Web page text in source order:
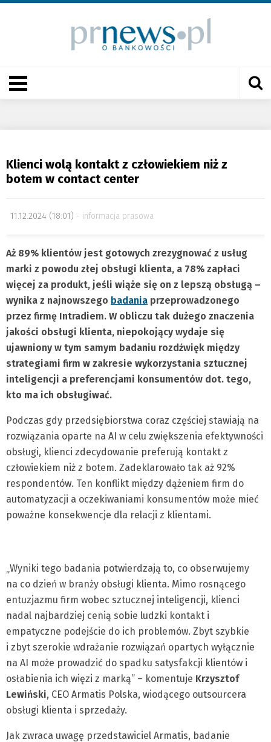
Klienci wolą kontakt z człowiekiem niż z
botem w contact center
11.12.2024 (18:01) informacja prasowa
Aż 89% klientów jest gotowych zrezygnować z usług
marki z powodu złej obsługi klienta, a 78% zapłaci
więcej za produkt, jeśli wiąże się on z lepszą obsługą –
wynika z najnowszego badania przeprowadzonego
przez firmę Intradiem. W obliczu tak dużego znaczenia
jakości obsługi klienta, niepokojący wydaje się
ujawniony w tym samym badaniu rozdźwięk między
strategiami firm w zakresie wykorzystania sztucznej
inteligencji a preferencjami konsumentów dot. tego,
kto ma ich obsługiwać.
Podczas gdy przedsiębiorstwa coraz częściej stawiają na
rozwiązania oparte na AI w celu zwiększenia efektywności
obsługi, klienci zdecydowanie preferują kontakt z
człowiekiem niż z botem. Zadeklarowało tak aż 92%
respondentów. Ten konflikt między dążeniem firm do
automatyzacji a oczekiwaniami konsumentów może mieć
poważne konsekwencje dla relacji z klientami.
„Wyniki tego badania potwierdzają to, co obserwujemy
na co dzień w branży obsługi klienta. Mimo rosnącego
entuzjazmu firm wobec sztucznej inteligencji, klienci
nadal najbardziej cenią sobie ludzki kontakt i
empatyczne podejście do ich problemów. Zbyt szybkie
i zbyt szerokie wdrażanie rozwiązań opartych wyłącznie
na AI może prowadzić do spadku satysfakcji klientów i
osłabienia ich więzi z marką” – komentuje Krzysztof
Lewiński, CEO Armatis Polska, wiodącego outsourcera
obsługi klienta i sprzedaży.
Jak zwraca uwagę przedstawiciel Armatis, badanie